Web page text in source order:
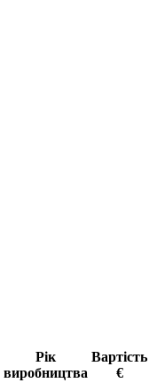
Рік
виробництва
Вартість
€